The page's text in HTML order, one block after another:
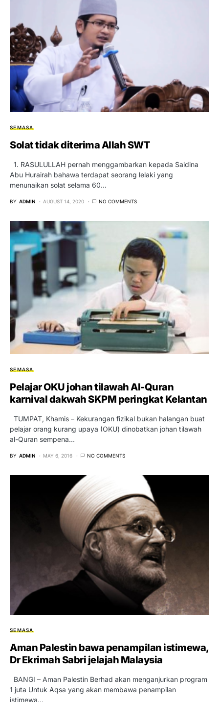
SEMASA
Solat tidak diterima Allah SWT
1. RASULULLAH pernah menggambarkan kepada Saidina
Abu Hurairah bahawa terdapat seorang lelaki yang
menunaikan solat selama 60…
BY ADMIN AUGUST 14, 2020 NO COMMENTS
SEMASA
Pelajar OKU johan tilawah Al-Quran
karnival dakwah SKPM peringkat Kelantan
TUMPAT, Khamis – Kekurangan fizikal bukan halangan buat
pelajar orang kurang upaya (OKU) dinobatkan johan tilawah
al-Quran sempena…
BY ADMIN MAY 6, 2016 NO COMMENTS
SEMASA
Aman Palestin bawa penampilan istimewa,
Dr Ekrimah Sabri jelajah Malaysia
BANGI – Aman Palestin Berhad akan menganjurkan program
1 juta Untuk Aqsa yang akan membawa penampilan
istimewa…